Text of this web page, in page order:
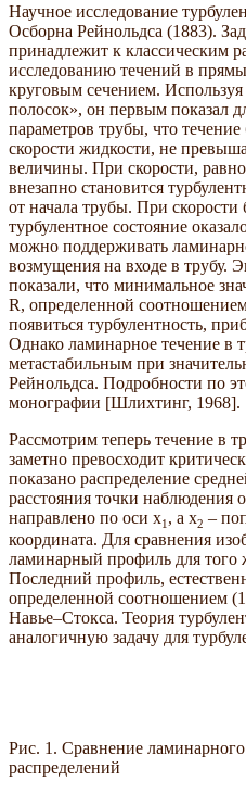
Научное исследование
Осборна Рейнольдса (1883).
принадлежит к классическим
исследованию течений в
круговым сечением.
полосок», он первым показал
параметров трубы, что
скорости жидкости, не
величины. При скорости,
внезапно становится
от начала трубы. При скорости
турбулентное состояние
можно поддерживать
возмущения на входе в трубу.
показали, что минимальное
R, определенной
появиться турбулентность,
Однако ламинарное течение в
метастабильным при
Рейнольдса. Подробности по
монографии [Шлихтинг, 1968].
Рассмотрим теперь течение в
заметно превосходит
показано распределение
расстояния точки наблюдения
направлено по оси x1 , а x2 –
координата. Для сравнения
ламинарный профиль для того
Последний профиль,
определенной соотношением
Навье–Стокса. Теория
аналогичную задачу для
Рис. 1. Сравнение
распределений